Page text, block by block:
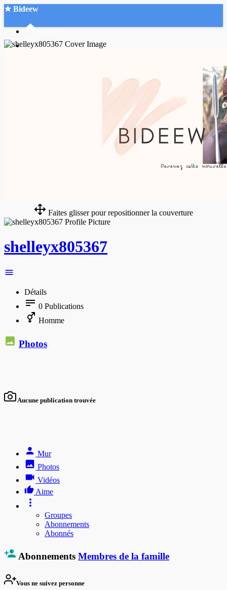
★ Bideew
Faites glisser pour repositionner la couverture
shelleyx805367
Détails
0 Publications
Homme
Photos
Aucune publication trouvée
Mur
Photos
Vidéos
Aime
Groupes
Abonnements
Abonnés
Abonnements Membres de la famille
Vous ne suivez personne